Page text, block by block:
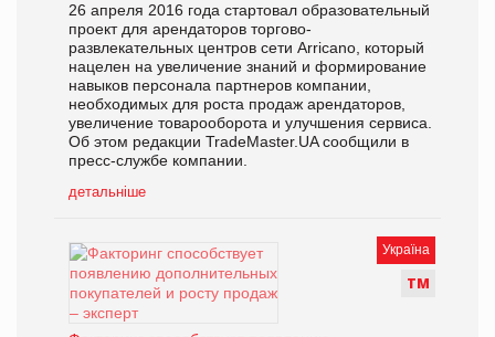
26 апреля 2016 года стартовал образовательный
проект для арендаторов торгово-
развлекательных центров сети Arricano, который
нацелен на увеличение знаний и формирование
навыков персонала партнеров компании,
необходимых для роста продаж арендаторов,
увеличение товарооборота и улучшения сервиса.
Об этом редакции TradeMaster.UA сообщили в
пресс-службе компании.
детальніше
Україна
ТМ